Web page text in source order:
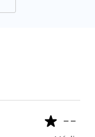
--